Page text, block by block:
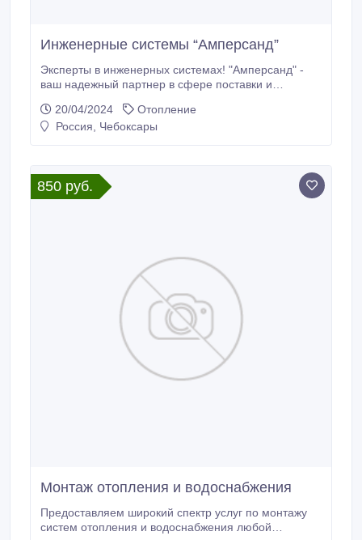
Инженерные системы “Амперсанд”
Эксперты в инженерных системах! "Амперсанд" -
ваш надежный партнер в сфере поставки и
материалов для отопления, канализации и
водоснабжения! Мы - ваша проверенная команда с
производственные гиганты и лидеры строительного
рынка, включая ЗАО Звездопад, СК ЭКРА, МНПК
Авионика, МСУ-1 и ГК "Пионер".
20/04/2024
Отопление
Россия, Чебоксары
850 руб.
Монтаж отопления и водоснабжения
Предоставляем широкий спектр услуг по монтажу
систем отопления и водоснабжения любой